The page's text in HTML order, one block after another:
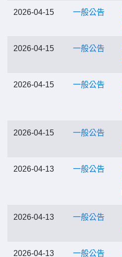
2026-04-15 一般公告
2026-04-15 一般公告
2026-04-15 一般公告
2026-04-15 一般公告
2026-04-13 一般公告
2026-04-13 一般公告
2026-04-13 一般公告